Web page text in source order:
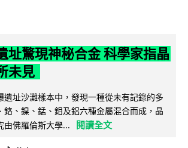
址驚現神秘合金 科學家指晶
未見
遺址沙灘樣本中，發現一種從未有記錄的多
鉻、鎳、錳、鉬及鋁六種金屬混合而成，晶
由佛羅倫斯大學...
閱讀全文